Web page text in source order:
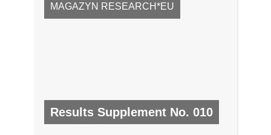
MAGAZYN RESEARCH*EU
Results Supplement No. 010
NR 10, GRUDZIEŃ 2008